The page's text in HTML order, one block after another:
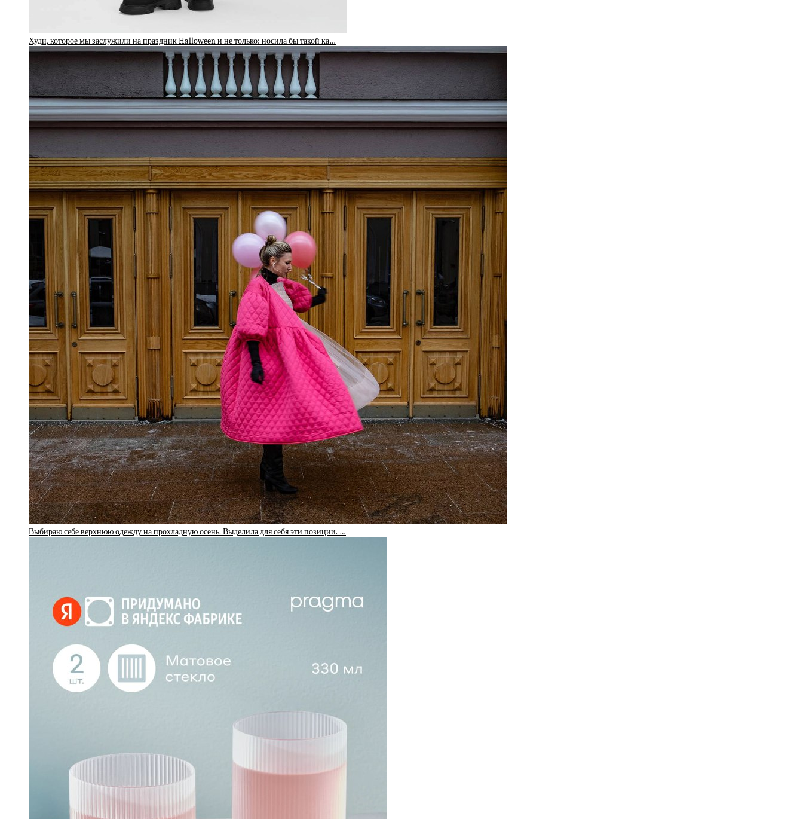
Худи, которое мы заслужили на праздник Halloween и не только: носила бы такой ка…
Выбираю себе верхнюю одежду на прохладную осень. Выделила для себя эти позиции. …